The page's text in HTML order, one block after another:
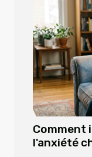
l'anxiété